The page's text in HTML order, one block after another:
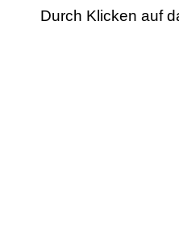
Durch Klicken auf